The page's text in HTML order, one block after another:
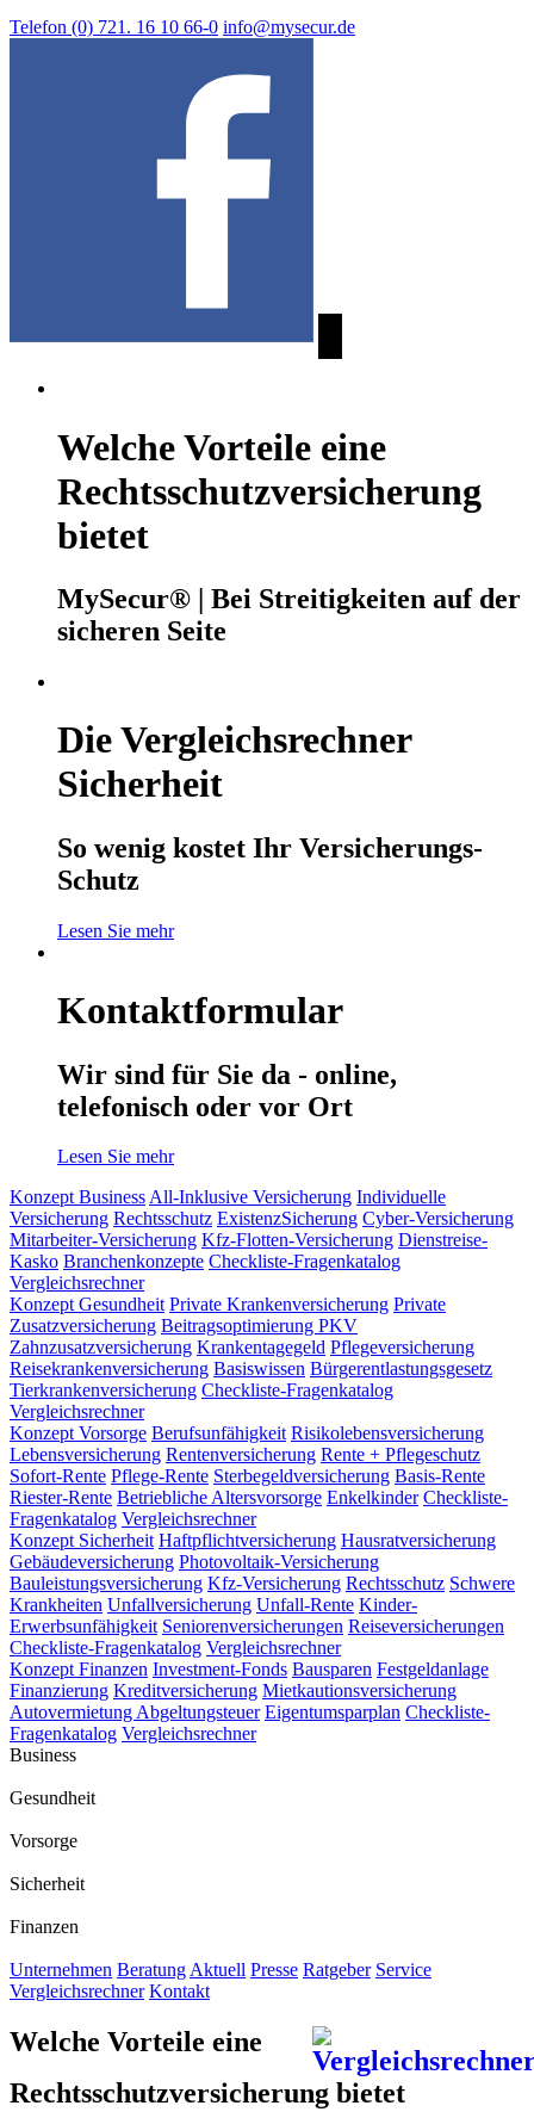
Telefon (0) 721. 16 10 66-0 info@mysecur.de
Welche Vorteile eine
Rechtsschutzversicherung
bietet
MySecur® | Bei Streitigkeiten auf der
sicheren Seite
Die Vergleichsrechner
Sicherheit
So wenig kostet Ihr Versicherungs-
Schutz
Lesen Sie mehr
Kontaktformular
Wir sind für Sie da - online,
telefonisch oder vor Ort
Lesen Sie mehr
Konzept BusinessAll-Inklusive Versicherung Individuelle
Versicherung Rechtsschutz ExistenzSicherung Cyber-Versicherung
Mitarbeiter-Versicherung Kfz-Flotten-Versicherung Dienstreise-
Kasko Branchenkonzepte Checkliste-Fragenkatalog
Vergleichsrechner
Konzept Gesundheit Private Krankenversicherung Private
Zusatzversicherung Beitragsoptimierung PKV
Zahnzusatzversicherung Krankentagegeld Pflegeversicherung
Reisekrankenversicherung Basiswissen Bürgerentlastungsgesetz
Tierkrankenversicherung Checkliste-Fragenkatalog
Vergleichsrechner
Konzept Vorsorge Berufsunfähigkeit Risikolebensversicherung
Lebensversicherung Rentenversicherung Rente + Pflegeschutz
Sofort-Rente Pflege-Rente Sterbegeldversicherung Basis-Rente
Riester-Rente Betriebliche Altersvorsorge Enkelkinder Checkliste-
Fragenkatalog Vergleichsrechner
Konzept Sicherheit Haftpflichtversicherung Hausratversicherung
Gebäudeversicherung Photovoltaik-Versicherung
Bauleistungsversicherung Kfz-Versicherung Rechtsschutz Schwere
Krankheiten Unfallversicherung Unfall-Rente Kinder-
Erwerbsunfähigkeit Seniorenversicherungen Reiseversicherungen
Checkliste-Fragenkatalog Vergleichsrechner
Konzept Finanzen Investment-Fonds Bausparen Festgeldanlage
Finanzierung Kreditversicherung Mietkautionsversicherung
AutovermietungAbgeltungsteuer Eigentumsparplan Checkliste-
Fragenkatalog Vergleichsrechner
Business
Gesundheit
Vorsorge
Sicherheit
Finanzen
Unternehmen BeratungAktuell Presse Ratgeber Service
Vergleichsrechner Kontakt
Welche Vorteile eine
Rechtsschutzversicherung bietet